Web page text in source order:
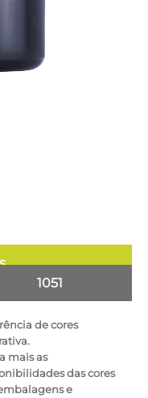
1051
de cores
mais as
das cores
e